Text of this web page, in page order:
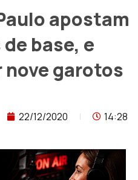
apostam
base, e
garotos
22/12/2020 14:28